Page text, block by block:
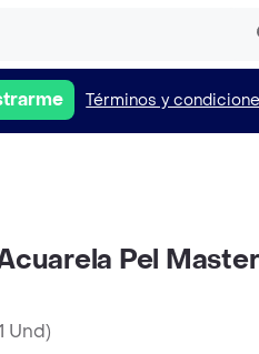
Términos y
Pel
Und)